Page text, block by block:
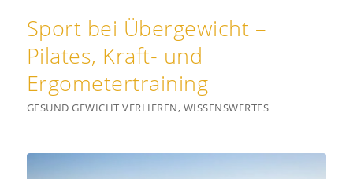
Sport bei Übergewicht –
Pilates, Kraft- und
Ergometertraining
GESUND GEWICHT VERLIEREN, WISSENSWERTES